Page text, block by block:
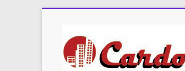
Cardoso
Pinturas